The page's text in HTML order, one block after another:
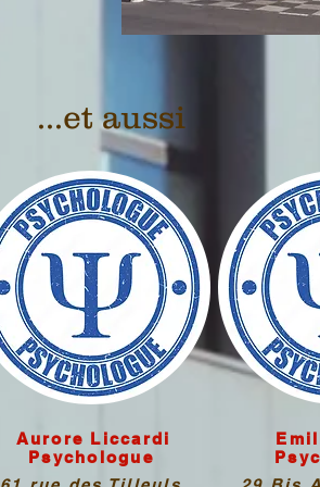
...et aussi
Aurore Liccardi
Psychologue